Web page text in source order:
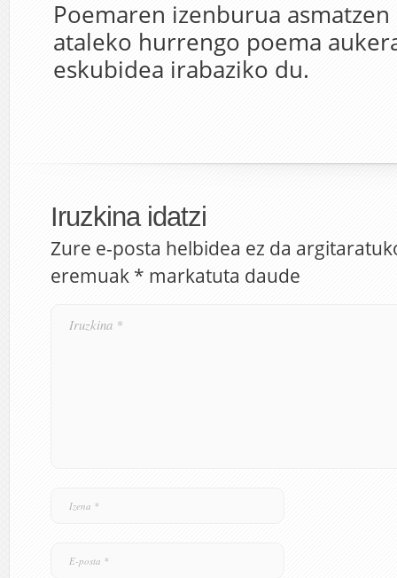
Poemaren izenburua
ataleko hurrengo poema
eskubidea irabaziko du.
Iruzkina idatzi
Zure e-posta helbidea ez da
eremuak * markatuta daude